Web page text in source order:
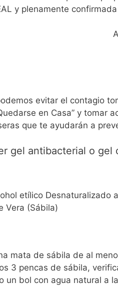
y plenamente
evitar el contagio
en Casa” y tomar
que te ayudarán a
gel antibacterial o gel
etílico Desnaturalizado
Vera (Sábila)
mata de sábila de al
3 pencas de sábila,
un bol con agua natural a